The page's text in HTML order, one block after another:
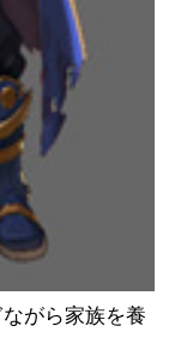
がら家族を養